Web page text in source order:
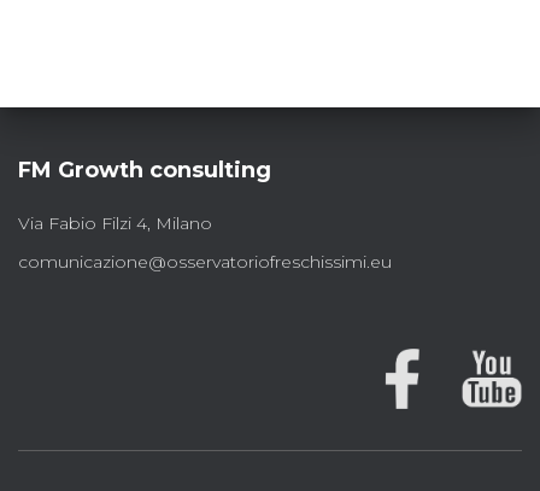
FM Growth consulting
Via Fabio Filzi 4, Milano
comunicazione@osservatoriofreschissimi.eu